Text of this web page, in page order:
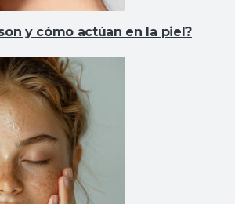
y cómo actúan en la piel?